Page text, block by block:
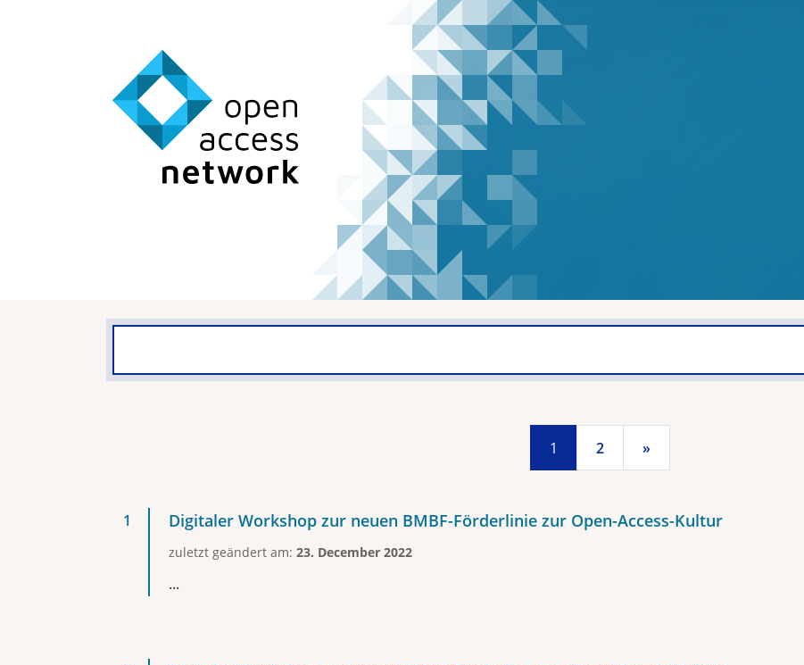
1 2 »
Digitaler Workshop zur neuen BMBF-Förderlinie zur Open-Access-Kultur
zuletzt geändert am: 23. December 2022
...